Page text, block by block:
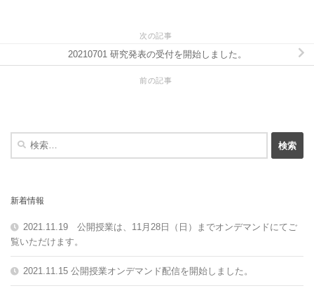
次の記事
20210701 研究発表の受付を開始しました。
前の記事
検
新着情報
2021.11.19 公開授業は、11月28日（日）までオンデマンドにてご
覧いただけます。
2021.11.15 公開授業オンデマンド配信を開始しました。